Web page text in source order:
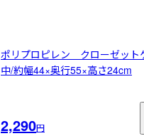
ポリプロピレン クローゼット
中/約幅44×奥行55×高さ24cm
2,290円